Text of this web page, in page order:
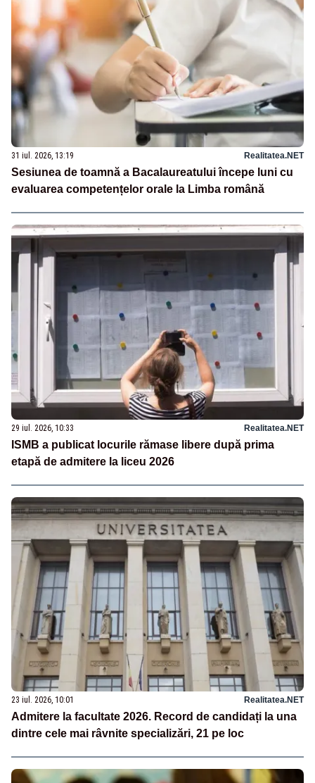
31 iul. 2026, 13:19 Realitatea.NET
Sesiunea de toamnă a Bacalaureatului începe luni cu
evaluarea competențelor orale la Limba română
29 iul. 2026, 10:33 Realitatea.NET
ISMB a publicat locurile rămase libere după prima
etapă de admitere la liceu 2026
23 iul. 2026, 10:01 Realitatea.NET
Admitere la facultate 2026. Record de candidați la una
dintre cele mai râvnite specializări, 21 pe loc